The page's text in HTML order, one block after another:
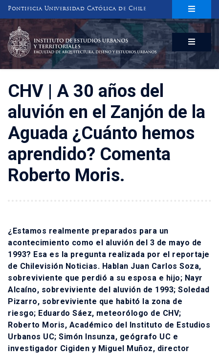
Pontificia Universidad Católica de Chile
INSTITUTO DE ESTUDIOS URBANOS
Y TERRITORIALES
FACULTAD DE ARQUITECTURA, DISEÑO Y ESTUDIOS URBANOS
CHV | A 30 años del
aluvión en el Zanjón de la
Aguada ¿Cuánto hemos
aprendido? Comenta
Roberto Moris.
¿Estamos realmente preparados para un
acontecimiento como el aluvión del 3 de mayo de
1993? Esa es la pregunta realizada por el reportaje
de Chilevisión Noticias. Hablan Juan Carlos Soza,
sobreviviente que perdió a su esposa e hijo; Nayr
Alcaíno, sobreviviente del aluvión de 1993; Soledad
Pizarro, sobreviviente que habitó la zona de
riesgo; Eduardo Sáez, meteorólogo de CHV;
Roberto Moris, Académico del Instituto de Estudios
Urbanos UC; Simón Insunza, geógrafo UC e
investigador Cigiden y Miguel Muñoz, director